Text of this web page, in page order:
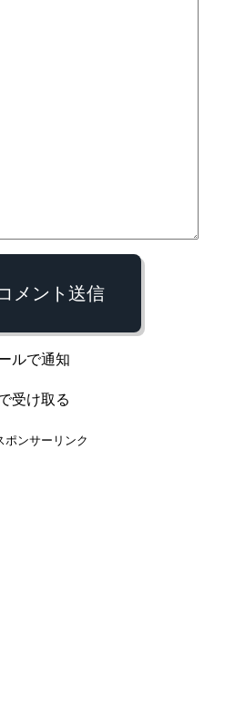
メント送信
ルで通知
受け取る
ポンサーリンク